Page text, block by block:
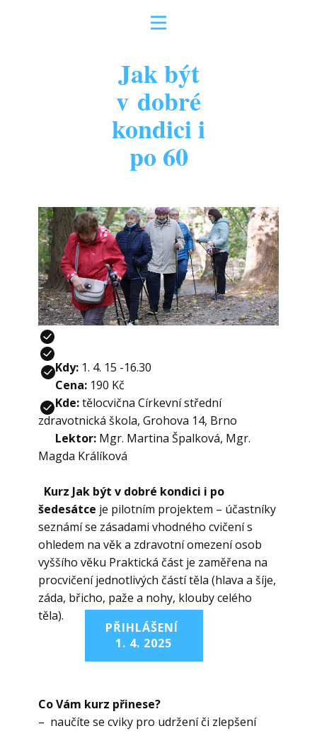
Kurzy akreditované MPSV
Kurzy na zakázku
Kurzy první pomoci školám
Jak být
v dobré
kondici i
po 60
Kdy: 1. 4. 15 -16.30
Cena: 190 Kč
Kde:tělocvična Církevní střední
zdravotnická škola, Grohova 14, Brno
Lektor: ​Mgr. Martina Špalková, Mgr.
Magda Králíková
Kurz Jak být v dobré kondici i po
šedesátce je pilotním projektem – účastníky
seznámí se zásadami vhodného cvičení s
ohledem na věk a zdravotní omezení osob
vyššího věku Praktická část je zaměřena na
procvičení jednotlivých částí těla (hlava a šíje,
záda, břicho, paže a nohy, klouby celého
těla).
Co Vám kurz přinese?
– naučíte se cviky pro udržení či zlepšení
PŘIHLÁŠENÍ
1. 4. 2025